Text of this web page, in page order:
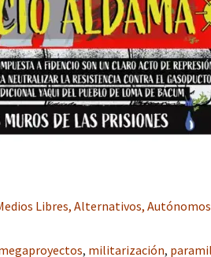
Libres, Alternativos, Autónomos
, militarización,